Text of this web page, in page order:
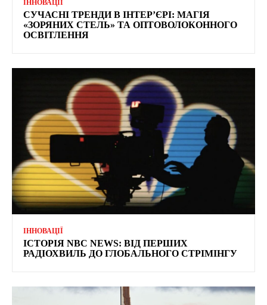
ІННОВАЦІЇ
СУЧАСНІ ТРЕНДИ В ІНТЕР’ЄРІ: МАГІЯ
«ЗОРЯНИХ СТЕЛЬ» ТА ОПТОВОЛОКОННОГО
ОСВІТЛЕННЯ
ІННОВАЦІЇ
ІСТОРІЯ NBC NEWS: ВІД ПЕРШИХ
РАДІОХВИЛЬ ДО ГЛОБАЛЬНОГО СТРІМІНГУ